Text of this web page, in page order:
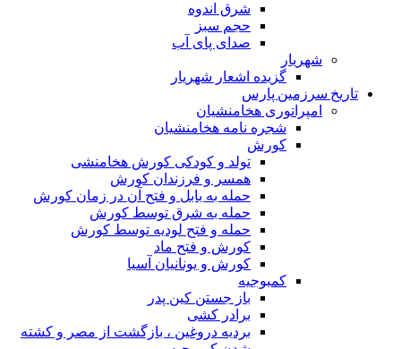
شرق اندوه
حجم سبز
صدای پای آب
شهریار
گزیده اشعار شهریار
تاریخ سرزمین پارس
امپراتوری هخامنشیان
شجره نامه هخامنشیان
کورش
تولد و کودکی کورش هخامنشی
همسر و فرزندان کورش
حمله به بابل و فتح آن در زمان کورش
حمله به شرق توسط کورش
حمله و فتح لودیه توسط کورش
کورش و فتح ماد
کورش و یونانیان آسیا
کمبوجیه
باز جستن کین پدر
برادر کشی
بردیه دروغین ، بازگشت از مصر و کشته